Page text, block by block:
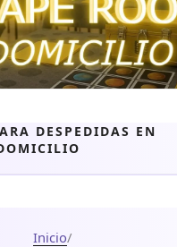
DESPEDIDAS EN
Inicio/